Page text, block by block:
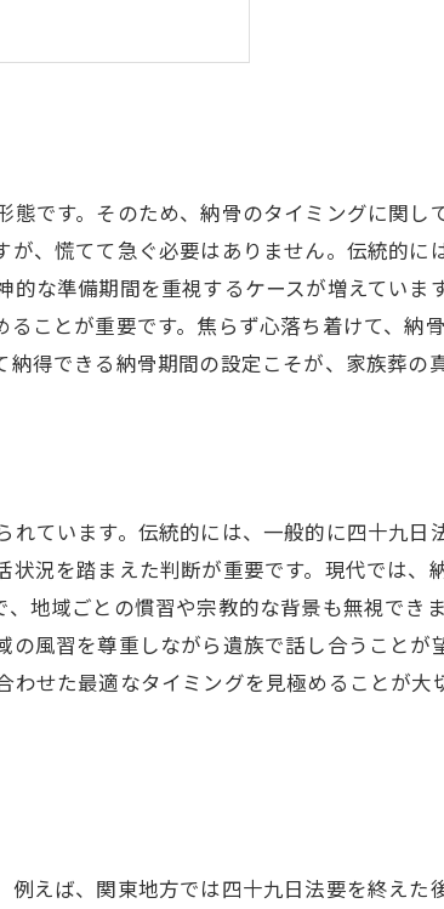
に故人を偲ぶために
にしたい時間の価値
だからこその選び方
です。そのため、納骨のタイミングに関し
、慌てて急ぐ必要はありません。伝統的に
な準備期間を重視するケースが増えていま
ことが重要です。焦らず心落ち着けて、納
得できる納骨期間の設定こそが、家族葬の
ています。伝統的には、一般的に四十九日
況を踏まえた判断が重要です。現代では、
地域ごとの慣習や宗教的な背景も無視でき
風習を尊重しながら遺族で話し合うことが
せた最適なタイミングを見極めることが大
えば、関東地方では四十九日法要を終えた